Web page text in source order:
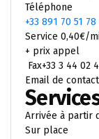
Téléphone
+33 891 70 51 78
Service 0,40€/
+ prix appel
Fax+33 3 44 02
Email de contact
Arrivée à partir
Sur place